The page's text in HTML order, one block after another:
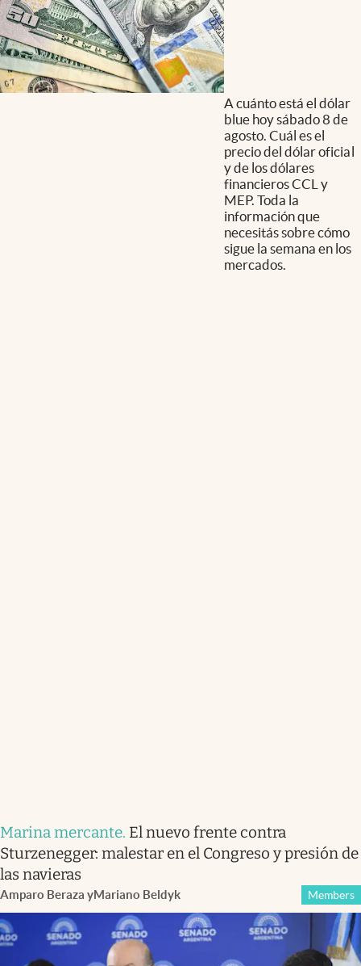
A cuánto está el dólar
blue hoy sábado 8 de
agosto. Cuál es el
precio del dólar oficial
y de los dólares
financieros CCL y
MEP. Toda la
información que
necesitás sobre cómo
sigue la semana en los
mercados.
Marina mercante. El nuevo frente contra
Sturzenegger: malestar en el Congreso y presión de
las navieras
Amparo Beraza yMariano Beldyk Members